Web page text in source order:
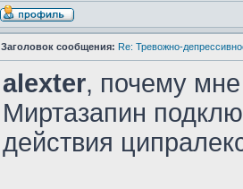
Заголовок сообщения: Re: Тревожно-
alexter, почему
Миртазапин
действия